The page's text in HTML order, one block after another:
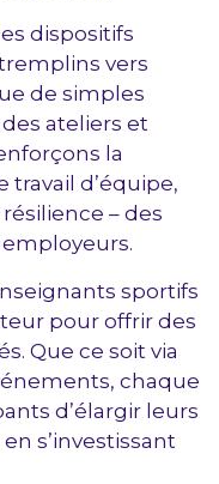
dispositifs
vers
de simples
ateliers et
la
travail d’équipe,
– des
sportifs
pour offrir des
Que ce soit via
chaque
d’élargir leurs
s’investissant